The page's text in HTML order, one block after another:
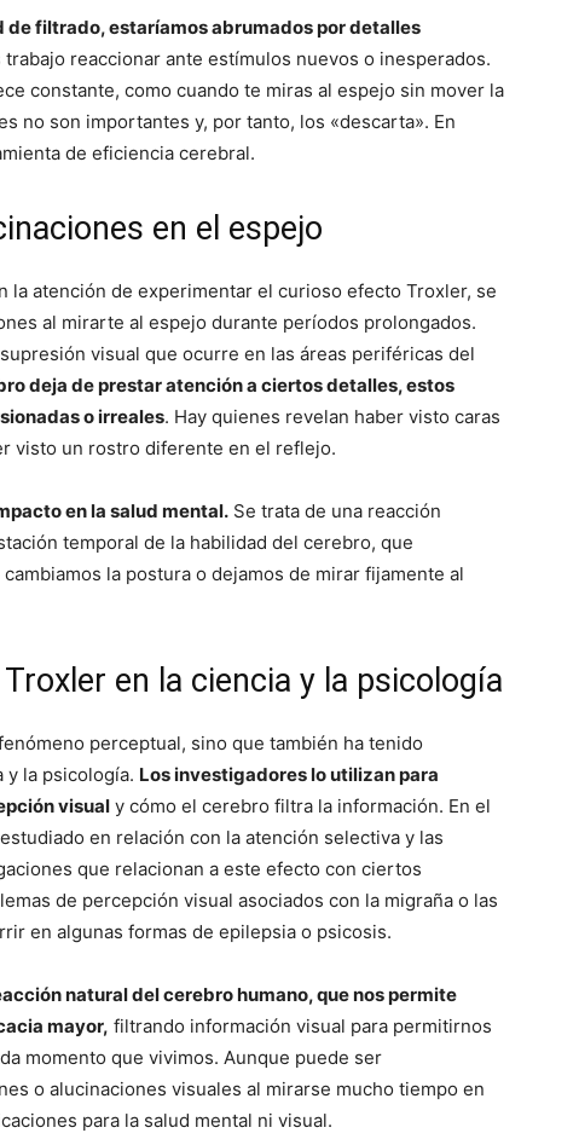
filtrado, estaríamos abrumados por detalles
reaccionar ante estímulos nuevos o inesperados.
constante, como cuando te miras al espejo sin mover la
no son importantes y, por tanto, los «descarta». En
de eficiencia cerebral.
en el espejo
la atención de experimentar el curioso efecto Troxler, se
al mirarte al espejo durante períodos prolongados.
visual que ocurre en las áreas periféricas del
deja de prestar atención a ciertos detalles, estos
o irreales. Hay quienes revelan haber visto caras
visto un rostro diferente en el reflejo.
en la salud mental. Se trata de una reacción
temporal de la habilidad del cerebro, que
la postura o dejamos de mirar fijamente al
en la ciencia y la psicología
perceptual, sino que también ha tenido
y la psicología. Los investigadores lo utilizan para
visual y cómo el cerebro filtra la información. En el
en relación con la atención selectiva y las
que relacionan a este efecto con ciertos
de percepción visual asociados con la migraña o las
en algunas formas de epilepsia o psicosis.
natural del cerebro humano, que nos permite
mayor, filtrando información visual para permitirnos
momento que vivimos. Aunque puede ser
o alucinaciones visuales al mirarse mucho tiempo en
para la salud mental ni visual.